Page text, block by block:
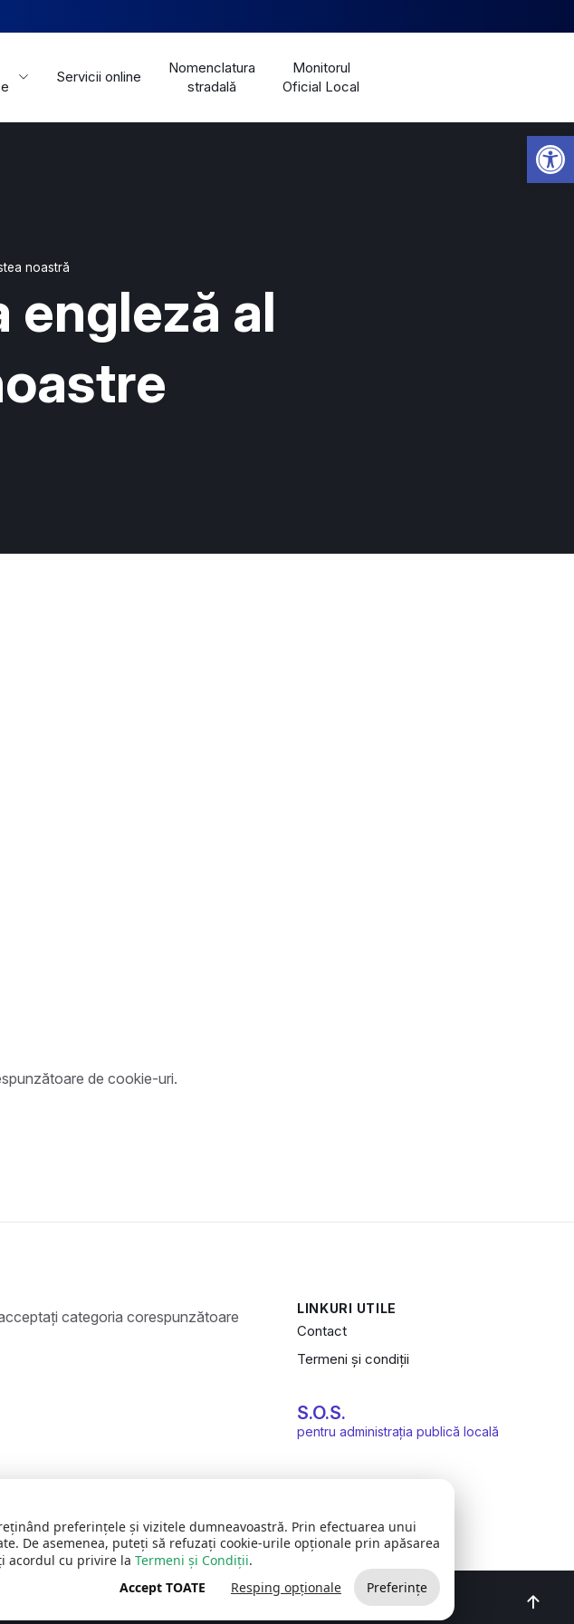
Servicii online
Nomenclatura
stradală
Monitorul
Oficial Local
noastră
engleză al
de cookie-uri.
LINKURI UTILE
Contact
Termeni și condiții
S.O.S.
pentru administrația publică locală
Big Media Relații Publice SRL
preferințele și vizitele dumneavoastră. Prin efectuarea unui
De asemenea, puteți să refuzați cookie-urile opționale prin apăsarea
acordul cu privire la Termeni și Condiții.
Accept TOATE
Resping opționale Preferințe